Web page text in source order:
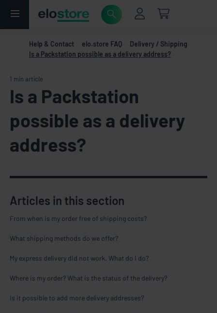
Help & Contact elo.store FAQ
Delivery / Shipping
Is a Packstation possible as a delivery address?
1 min article
Is a Packstation
possible as a delivery
address?
Articles in this section
From when is my order free of shipping costs?
What shipping methods do we offer?
My express delivery did not work. What do I do?
Where is my order? What is the status of the delivery?
Is it possible to add more delivery addresses?